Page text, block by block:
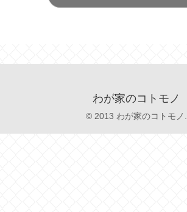
わが家のコトモノ
© 2013 わが家のコトモノ.